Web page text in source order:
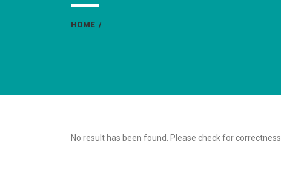
HOME /
No result has been found. Please check for correctness.